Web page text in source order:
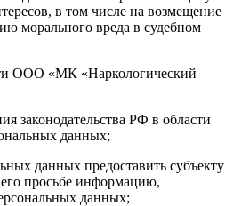
в том числе на возмещение
морального вреда в судебном
ООО «МК «Наркологический
законодательства РФ в области
данных;
данных предоставить субъекту
просьбе информацию,
данных;